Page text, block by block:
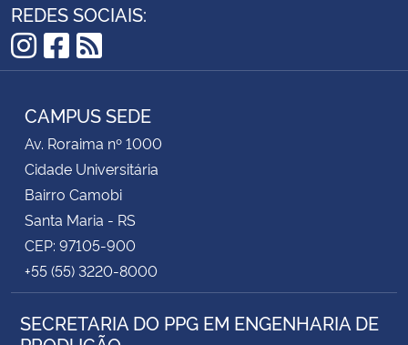
REDES SOCIAIS:
Instagram
Facebook
RSS
CAMPUS SEDE
Av. Roraima nº 1000
Cidade Universitária
Bairro Camobi
Santa Maria - RS
CEP: 97105-900
+55 (55) 3220-8000
SECRETARIA DO PPG EM ENGENHARIA DE